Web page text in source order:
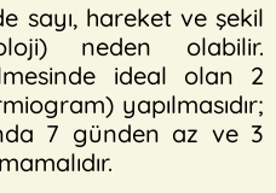
sayı, hareket ve şekil
neden olabilir.
ideal olan 2
yapılmasıdır;
7 günden az ve 3